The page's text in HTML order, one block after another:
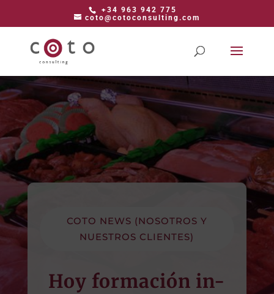
+34 963 942 775
coto@cotoconsulting.com
COTO NEWS (NOSOTROS Y
NUESTROS CLIENTES)
Hoy formación in-